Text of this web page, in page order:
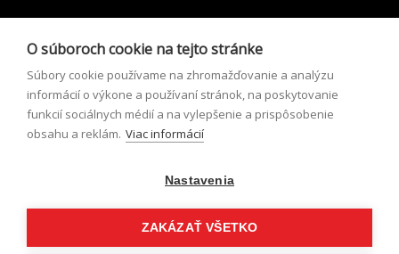
Môj profil
Zabudnuté heslo
Formulár pre odstúpenie od zmluvy
O súboroch cookie na tejto stránke
Súbory cookie používame na zhromažďovanie a analýzu
informácií o výkone a používaní stránok, na poskytovanie
funkcií sociálnych médií a na vylepšenie a prispôsobenie
obsahu a reklám. Viac informácií
Nastavenia
ZAKÁZAŤ VŠETKO